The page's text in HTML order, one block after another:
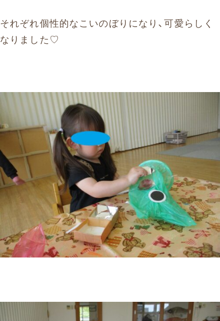
受付時間 9:30〜17:30（土日祝除く）
愛知県外の方はこちら
それぞれ個性的なこいのぼりになり、可愛らしく
なりました♡